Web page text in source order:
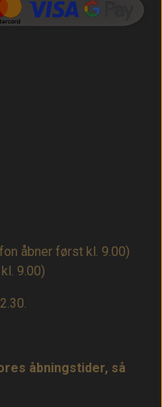
åbner først kl. 9.00)
9.00)
åbningstider, så